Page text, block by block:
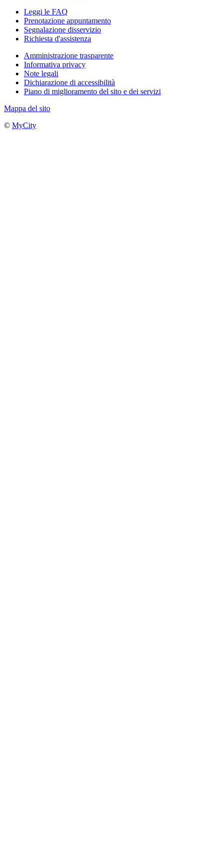
Leggi le FAQ
Prenotazione appuntamento
Segnalazione disservizio
Richiesta d'assistenza
Amministrazione trasparente
Informativa privacy
Note legali
Dichiarazione di accessibilità
Piano di miglioramento del sito e dei servizi
Mappa del sito
© MyCity